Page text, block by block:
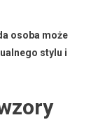
osoba może
stylu i